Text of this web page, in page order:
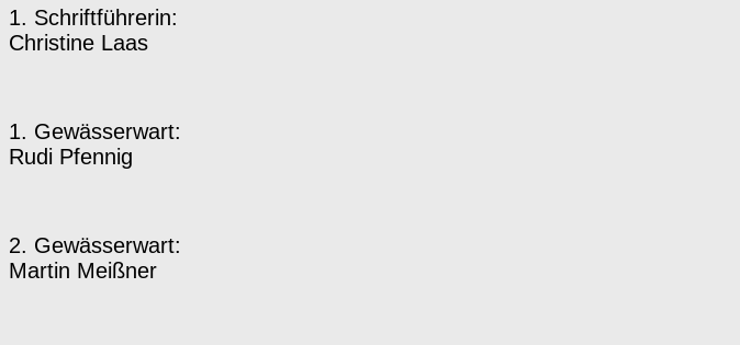
1. Schriftführerin:
Christine Laas
1. Gewässerwart:
Rudi Pfennig
2. Gewässerwart:
Martin Meißner